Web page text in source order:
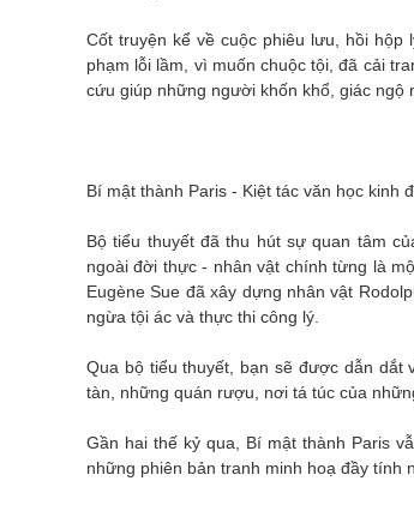
Cốt truyện kể về cuộc phiêu lưu, hồi
phạm lỗi lầm, vì muốn chuộc tội, đã cải
cứu giúp những người khốn khổ, giác ngộ
Bí mật thành Paris - Kiệt tác văn học kinh
Bộ tiểu thuyết đã thu hút sự quan tâm
ngoài đời thực - nhân vật chính từng là
Eugène Sue đã xây dựng nhân vật
ngừa tội ác và thực thi công lý.
Qua bộ tiểu thuyết, bạn sẽ được dẫn
tàn, những quán rượu, nơi tá túc của
Gần hai thế kỷ qua, Bí mật thành Paris
những phiên bản tranh minh hoạ đầy tính